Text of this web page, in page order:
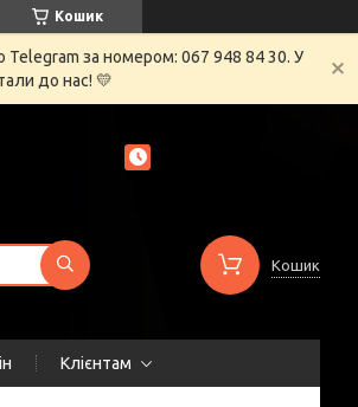
Кошик
Telegram за номером: 067 948 84 30. У
до нас! 💛
Кошик
Клієнтам